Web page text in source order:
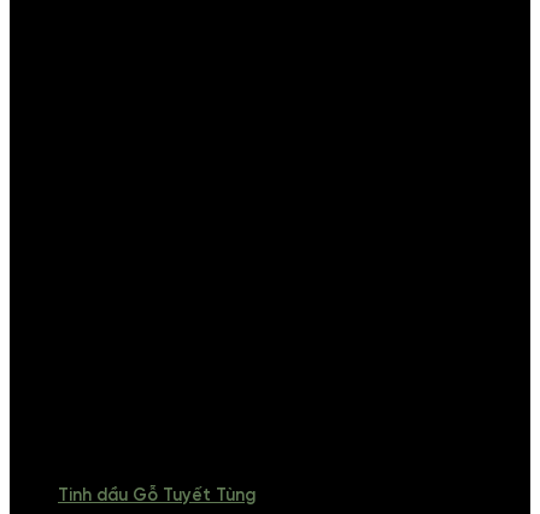
Tinh dầu Gỗ Tuyết Tùng